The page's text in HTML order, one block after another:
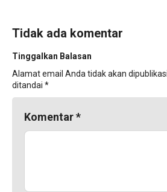
Tidak ada komentar
Tinggalkan Balasan
Alamat email Anda tidak akan
ditandai *
Komentar*